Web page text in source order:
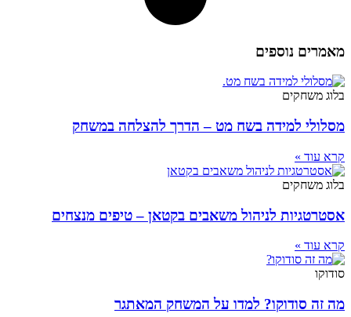
מאמרים נוספים
בלוג משחקים
מסלולי למידה בשח מט – הדרך להצלחה במשחק
קרא עוד »
בלוג משחקים
אסטרטגיות לניהול משאבים בקטאן – טיפים מנצחים
קרא עוד »
סודוקו
מה זה סודוקו? למדו על המשחק המאתגר